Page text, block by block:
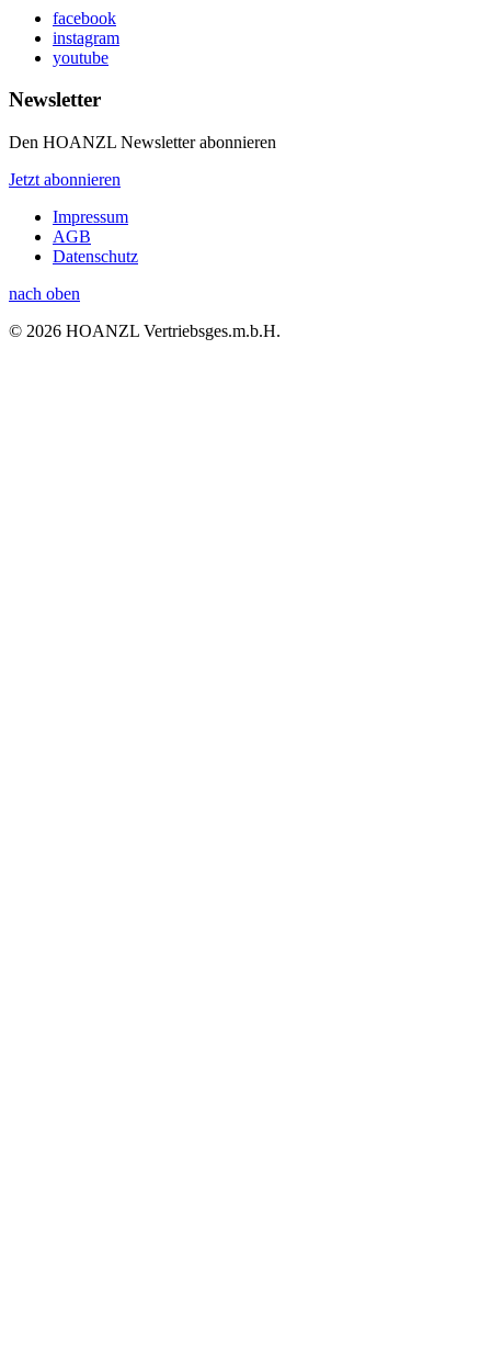
facebook
instagram
youtube
Newsletter
Den HOANZL Newsletter abonnieren
Jetzt abonnieren
Impressum
AGB
Datenschutz
nach oben
© 2026 HOANZL Vertriebsges.m.b.H.